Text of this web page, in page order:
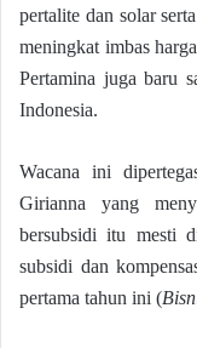
pertalite dan solar
meningkat imbas
Pertamina juga baru
Indonesia.
Wacana ini
Girianna yang
bersubsidi itu mesti
subsidi dan
pertama tahun ini (